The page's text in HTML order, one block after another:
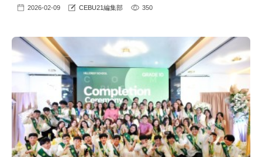
2026-02-09 CEBU21編集部 350